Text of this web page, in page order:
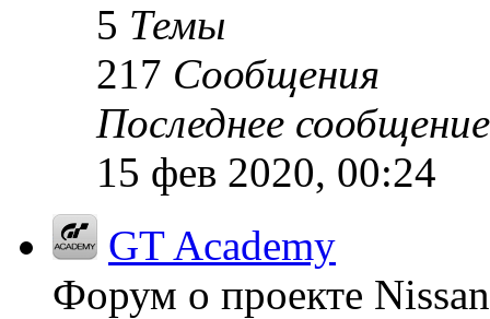
5 Темы
217 Сообщения
Последнее сообщение
15 фев 2020, 00:24
GT Academy
Форум о проекте